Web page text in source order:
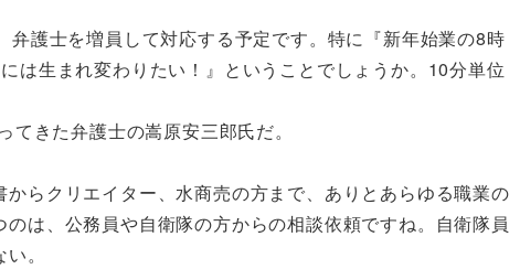
弁護士を増員して対応する予定です。特に『新年始業の8時
は生まれ変わりたい！』ということでしょうか。10分単位
きた弁護士の嵩原安三郎氏だ。
らクリエイター、水商売の方まで、ありとあらゆる職業の
は、公務員や自衛隊の方からの相談依頼ですね。自衛隊員
。